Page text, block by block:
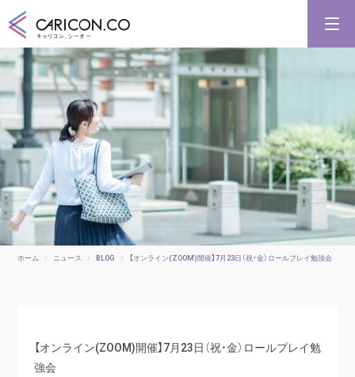
キャリアコンサルタント養成講習
キャリアコンサルタント更新講習
合格講座
キャリコンシーオーとは
キャリアコンサルタントとは
ホーム ニュース BLOG 【オンライン(ZOOM)開催】7月23日（祝・金）ロールプレイ勉強会
【オンライン(ZOOM)開催】7月23日（祝・金）ロールプレイ勉
強会